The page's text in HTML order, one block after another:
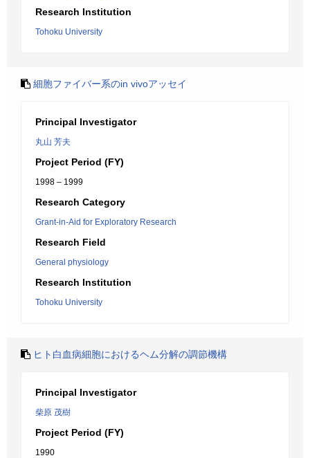
Research Institution
Tohoku University
細胞ファイバー系のin vivoアッセイ
Principal Investigator
丸山 芳夫
Project Period (FY)
1998 – 1999
Research Category
Grant-in-Aid for Exploratory Research
Research Field
General physiology
Research Institution
Tohoku University
ヒト白血病細胞におけるヘム分解の調節機構
Principal Investigator
柴原 茂樹
Project Period (FY)
1990